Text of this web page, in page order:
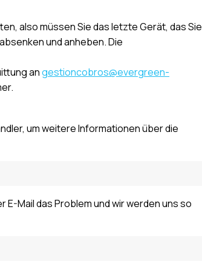
also müssen Sie das letzte Gerät, das Sie
und anheben. Die
angestioncobros@evergreen-
um weitere Informationen über die
E-Mail das Problem und wir werden uns so